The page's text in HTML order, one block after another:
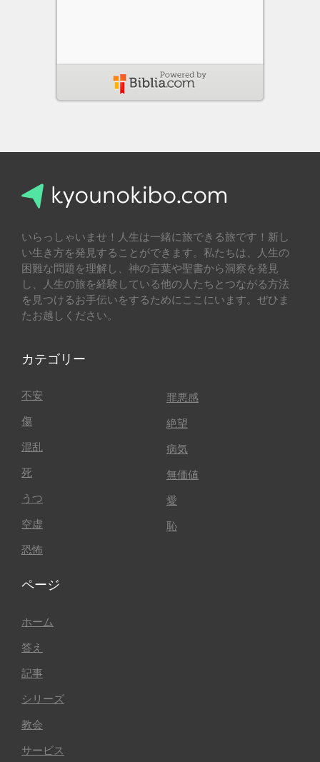
いらっしゃいませ！人生は一緒に旅できる旅です！新し
い生き方を発見することができます。私たちは、人生の
困難な問題を理解し、神の言葉や聖書から洞察を発見
し、人生の旅を経験している他の人たちとつながる方法
を見つけるお手伝いをするためにここにいます。ぜひま
たお越しください。
カテゴリー
不安
傷
混乱
死
うつ
空虚
恐怖
罪悪感
絶望
病気
無価値
愛
恥
ページ
ホーム
答え
記事
シリーズ
教会
サービス